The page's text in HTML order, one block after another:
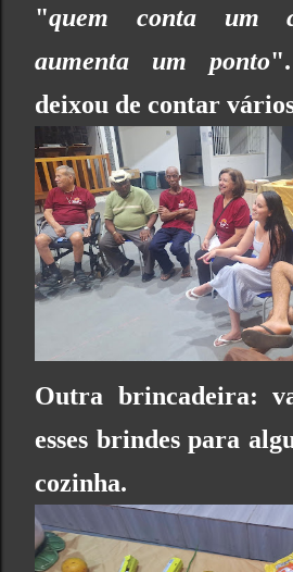
"quem conta um
aumenta um ponto".
deixou de contar
Outra brincadeira:
esses brindes para
cozinha.